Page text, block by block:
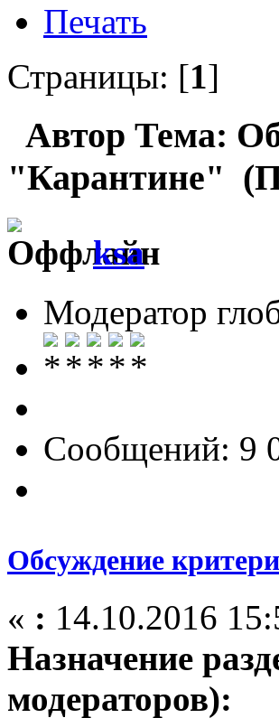
Печать
Страницы: [1]
Автор Тема:
"Карантине"
ksa
Модератор
Сообщений: 9
Обсуждение
« : 14.10.2016
Назначение
модераторов):